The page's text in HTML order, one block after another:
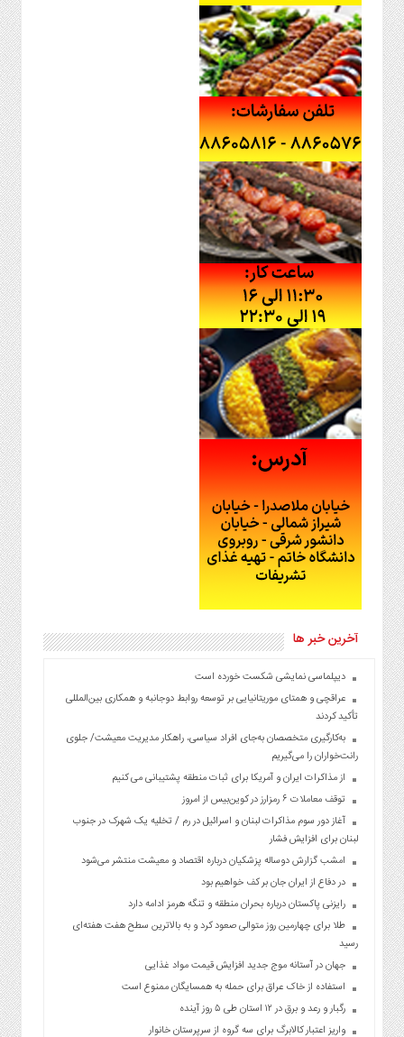
آخرین خبر ها
دیپلماسی نمایشی شکست خورده است
عراقچی و همتای موریتانیایی بر توسعه روابط دوجانبه و همکاری بین‌المللی
تأکید کردند
به‌کارگیری متخصصان به‌جای افراد سیاسی، راهکار مدیریت معیشت/ جلوی
رانت‌خواران را می‌گیریم
از مذاکرات ایران و آمریکا برای ثبات منطقه پشتیبانی می کنیم
توقف معاملات ۶ رمزارز در کوین‌بیس از امروز
آغاز دور سوم مذاکرات لبنان و اسرائیل در رم / تخلیه یک شهرک در جنوب
لبنان برای افزایش فشار
امشب گزارش دوساله پزشکیان درباره اقتصاد و معیشت منتشر می‌شود
در دفاع از ایران جان بر کف خواهیم بود
رایزنی پاکستان درباره بحران منطقه و تنگه هرمز ادامه دارد
طلا برای چهارمین روز متوالی صعود کرد و به بالاترین سطح هفت هفته‌ای
رسید
جهان در آستانه موج جدید افزایش قیمت مواد غذایی
استفاده از خاک عراق برای حمله به همسایگان ممنوع است
رگبار و رعد و برق در ۱۲ استان طی ۵ روز آینده
واریز اعتبار کالابرگ برای سه گروه از سرپرستان خانوار